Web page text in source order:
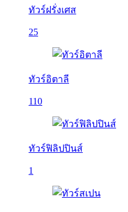
ทัวร์ฝรั่งเศส
25
ทัวร์อิตาลี
110
ทัวร์ฟิลิปปินส์
1